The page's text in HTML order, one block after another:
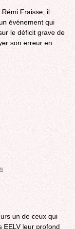
Fraisse, il
événement qui
le déficit grave de
son erreur en
un de ceux qui
EELV leur profond